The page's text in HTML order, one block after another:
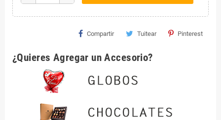
Compartir Tuitear Pinterest
¿Quieres Agregar un Accesorio?